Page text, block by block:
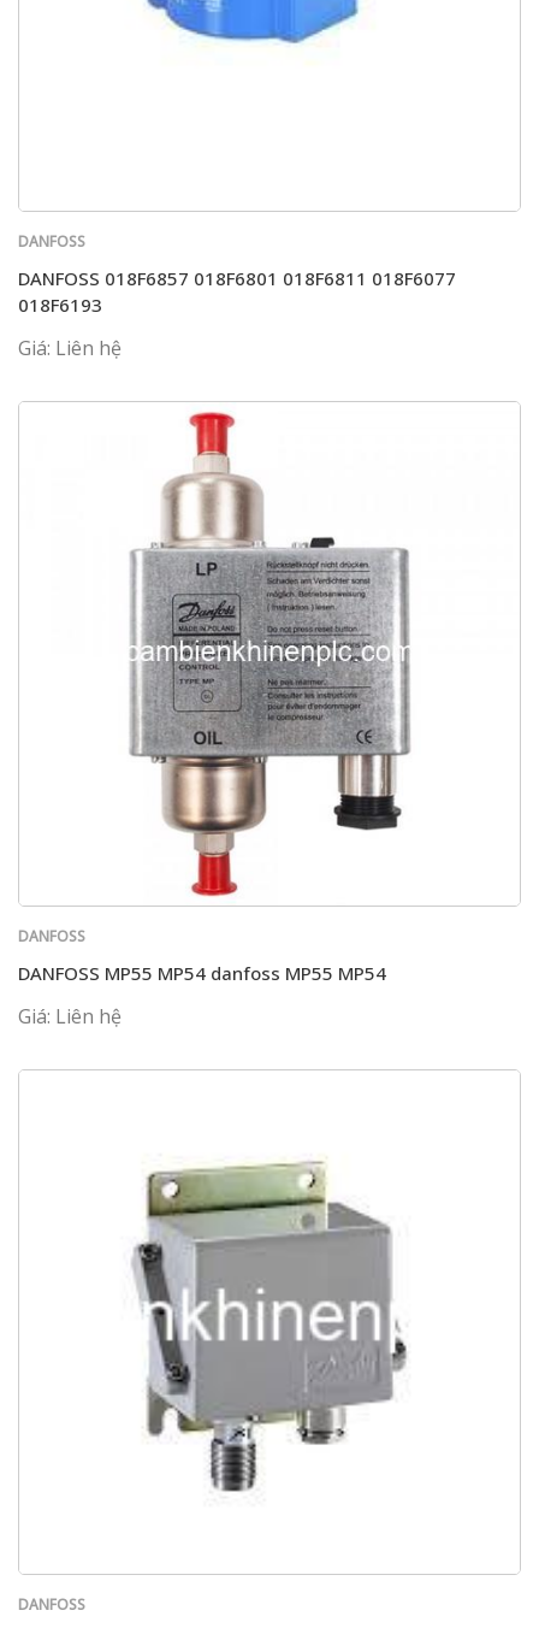
DANFOSS
DANFOSS 018F6857 018F6801 018F6811 018F6077
018F6193
Giá: Liên hệ
DANFOSS
DANFOSS MP55 MP54 danfoss MP55 MP54
Giá: Liên hệ
DANFOSS